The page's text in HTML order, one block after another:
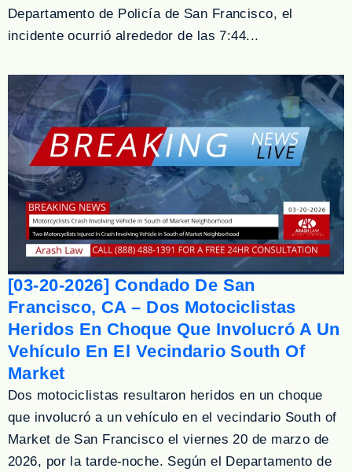
Departamento de Policía de San Francisco, el
incidente ocurrió alrededor de las 7:44...
[03-20-2026] Condado De San
Francisco, CA – Dos Motociclistas
Heridos En Choque Que Involucró A Un
Vehículo En El Vecindario South Of
Market
Dos motociclistas resultaron heridos en un choque
que involucró a un vehículo en el vecindario South of
Market de San Francisco el viernes 20 de marzo de
2026, por la tarde-noche. Según el Departamento de